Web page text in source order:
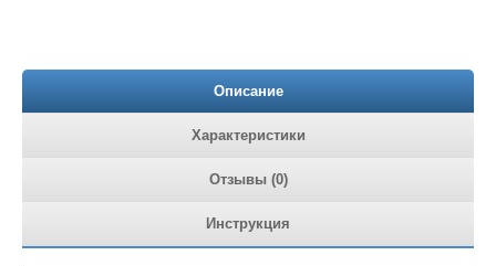
Описание
Характеристики
Отзывы (0)
Инструкция